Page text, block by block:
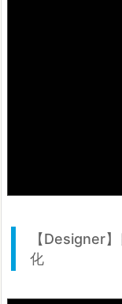
【Designer
化